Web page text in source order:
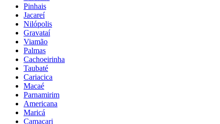
Pinhais
Jacareí
Nilópolis
Gravataí
Viamão
Palmas
Cachoeirinha
Taubaté
Cariacica
Macaé
Parnamirim
Americana
Maricá
Camaçari